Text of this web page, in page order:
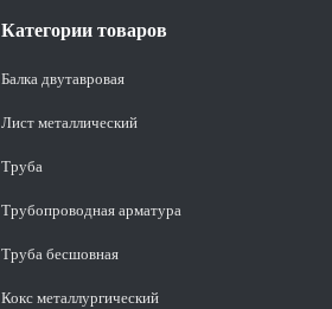
Категории товаров
Балка двутавровая
Лист металлический
Труба
Трубопроводная арматура
Труба бесшовная
Кокс металлургический